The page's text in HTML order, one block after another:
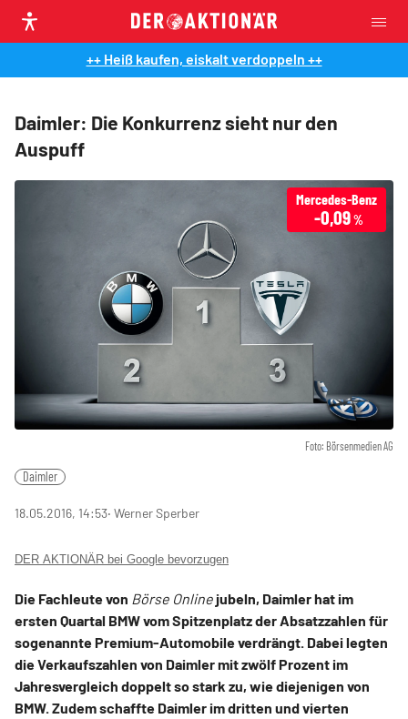
++ Heiß kaufen, eiskalt verdoppeln ++
Daimler: Die Konkurrenz sieht nur den
Auspuff
Foto: Börsenmedien AG
Mercedes-Benz
-0,09 %
Daimler
18.05.2016, 14:53‧ Werner Sperber
DER AKTIONÄR bei Google bevorzugen
Die Fachleute von Börse Online jubeln, Daimler hat im
ersten Quartal BMW vom Spitzenplatz der Absatzzahlen für
sogenannte Premium-Automobile verdrängt. Dabei legten
die Verkaufszahlen von Daimler mit zwölf Prozent im
Jahresvergleich doppelt so stark zu, wie diejenigen von
BMW. Zudem schaffte Daimler im dritten und vierten